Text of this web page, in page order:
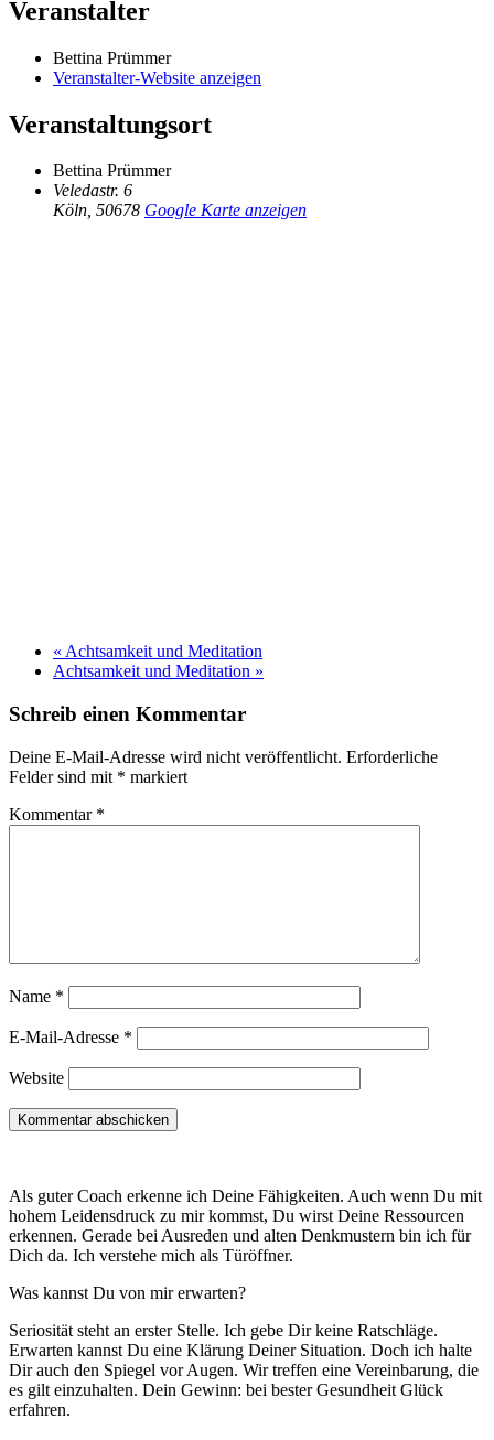
Veranstalter
Bettina Prümmer
Veranstalter-Website anzeigen
Veranstaltungsort
Bettina Prümmer
Veledastr. 6
Köln, 50678 Google Karte anzeigen
« Achtsamkeit und Meditation
Achtsamkeit und Meditation »
Schreib einen Kommentar
Deine E-Mail-Adresse wird nicht veröffentlicht. Erforderliche
Felder sind mit * markiert
Kommentar *
Name *
E-Mail-Adresse *
Website
Als guter Coach erkenne ich Deine Fähigkeiten. Auch wenn Du mit
hohem Leidensdruck zu mir kommst, Du wirst Deine Ressourcen
erkennen. Gerade bei Ausreden und alten Denkmustern bin ich für
Dich da. Ich verstehe mich als Türöffner.
Was kannst Du von mir erwarten?
Seriosität steht an erster Stelle. Ich gebe Dir keine Ratschläge.
Erwarten kannst Du eine Klärung Deiner Situation. Doch ich halte
Dir auch den Spiegel vor Augen. Wir treffen eine Vereinbarung, die
es gilt einzuhalten. Dein Gewinn: bei bester Gesundheit Glück
erfahren.